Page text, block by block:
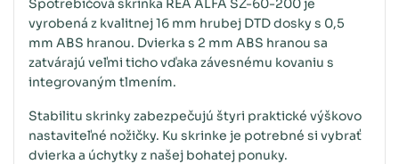
Spotrebičová skrinka REA ALFA SZ-60-200 je
vyrobená z kvalitnej 16 mm hrubej DTD dosky s 0,5
mm ABS hranou. Dvierka s 2 mm ABS hranou sa
zatvárajú veľmi ticho vďaka závesnému kovaniu s
integrovaným tlmením.
Stabilitu skrinky zabezpečujú štyri praktické výškovo
nastaviteľné nožičky. Ku skrinke je potrebné si vybrať
dvierka a úchytky z našej bohatej ponuky.